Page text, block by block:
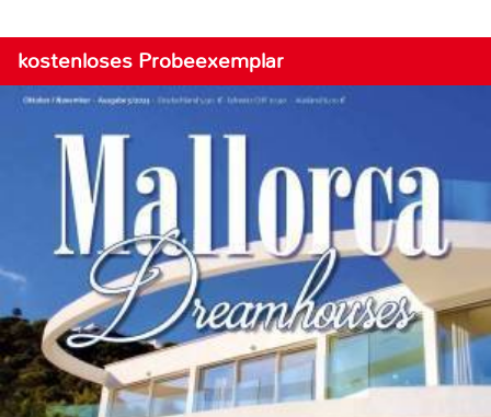
kostenloses Probeexemplar